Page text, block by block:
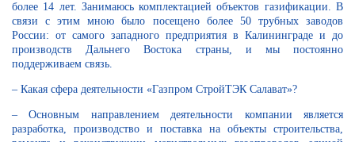
более 14 лет. Занимаюсь комплектацией объектов газификации. В
связи с этим мною было посещено более 50 трубных заводов
России: от самого западного предприятия в Калининграде и до
производств Дальнего Востока страны, и мы постоянно
поддерживаем связь.
– Какая сфера деятельности «Газпром СтройТЭК Салават»?
– Основным направлением деятельности компании является
разработка, производство и поставка на объекты строительства,